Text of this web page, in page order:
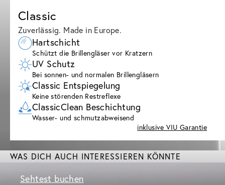
Classic
Zuverlässig. Made in Europe.
Hartschicht
Schützt die Brillengläser vor Kratzern
UV Schutz
Bei sonnen- und normalen Brillengläsern
Classic Entspiegelung
Keine störenden Restreflexe
ClassicClean Beschichtung
Wasser- und schmutzabweisend
inklusive VIU Garantie
WAS DICH AUCH INTERESSIEREN KÖNNTE
Sehtest buchen